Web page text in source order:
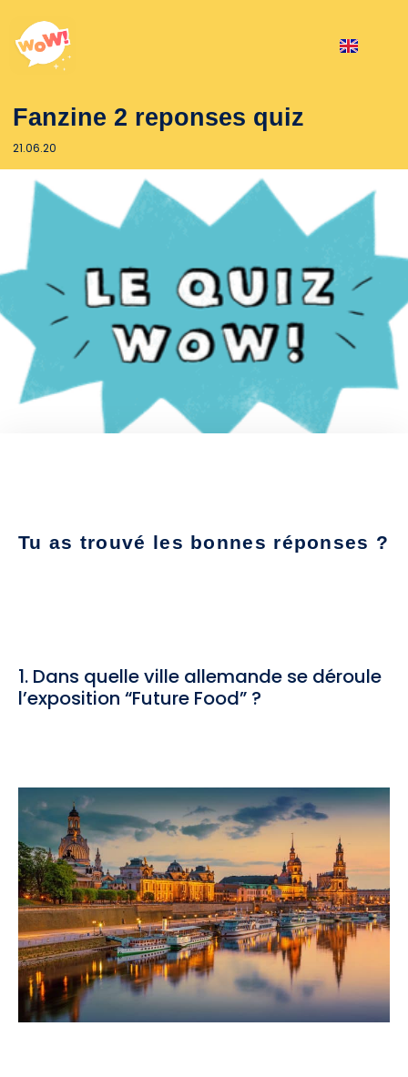
Fanzine 2 reponses quiz
21.06.20
Tu as trouvé les bonnes réponses ?
1. Dans quelle ville allemande se déroule
l’exposition “Future Food” ?